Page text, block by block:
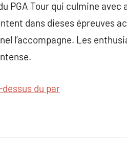
PGA Tour qui culmine avec
dans dieses épreuves
l’accompagne. Les
du par